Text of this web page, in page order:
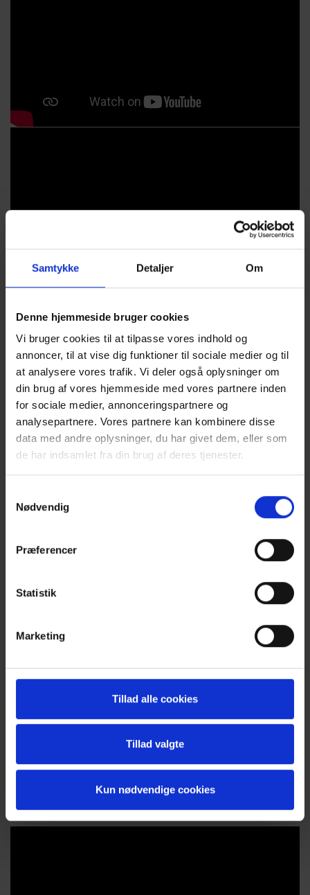
Samtykke Detaljer Om
Denne hjemmeside bruger cookies
Vi bruger cookies til at tilpasse vores indhold og
annoncer, til at vise dig funktioner til sociale medier og til
at analysere vores trafik. Vi deler også oplysninger om
din brug af vores hjemmeside med vores partnere inden
for sociale medier, annonceringspartnere og
analysepartnere. Vores partnere kan kombinere disse
data med andre oplysninger, du har givet dem, eller som
de har indsamlet fra din brug af deres tjenester.
Nødvendig
Præferencer
Statistik
Marketing
Tillad alle cookies
Tillad valgte
Kun nødvendige cookies